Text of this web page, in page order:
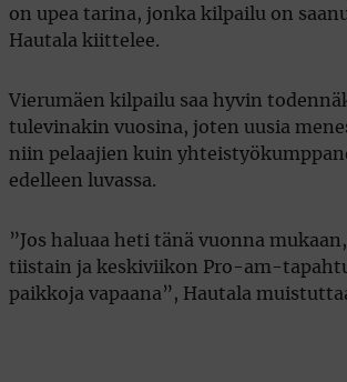
on upea tarina, jonka kilpailu on
Hautala kiittelee.
Vierumäen kilpailu saa hyvin
tulevinakin vuosina, joten uusia
niin pelaajien kuin
edelleen luvassa.
”Jos haluaa heti tänä vuonna
tiistain ja keskiviikon Pro-am-
paikkoja vapaana”, Hautala